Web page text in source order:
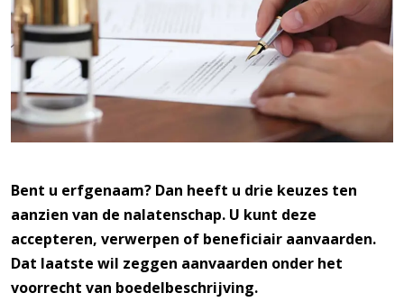
Bent u erfgenaam? Dan heeft u drie keuzes ten
aanzien van de nalatenschap. U kunt deze
accepteren, verwerpen of beneficiair aanvaarden.
Dat laatste wil zeggen aanvaarden onder het
voorrecht van boedelbeschrijving.